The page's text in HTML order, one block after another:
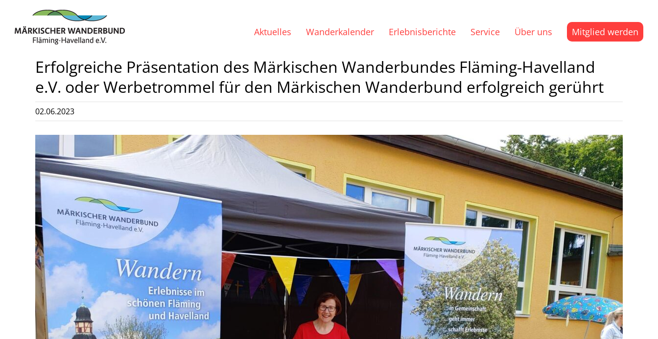
springen
Aktuelles Wanderkalender Erlebnisberichte Service Über uns Mitglied werden
Erfolgreiche Präsentation des Märkischen Wanderbundes Fläming-Havelland
e.V. oder Werbetrommel für den Märkischen Wanderbund erfolgreich gerührt
02.06.2023
grösseres
Bild